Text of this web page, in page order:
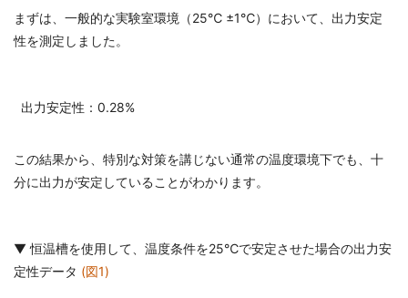
まずは、一般的な実験室環境（25℃ ±1℃）において、出力安定
性を測定しました。
出力安定性：0.28%
この結果から、特別な対策を講じない通常の温度環境下でも、十
分に出力が安定していることがわかります。
▼ 恒温槽を使用して、温度条件を25℃で安定させた場合の出力安
定性データ (図1)